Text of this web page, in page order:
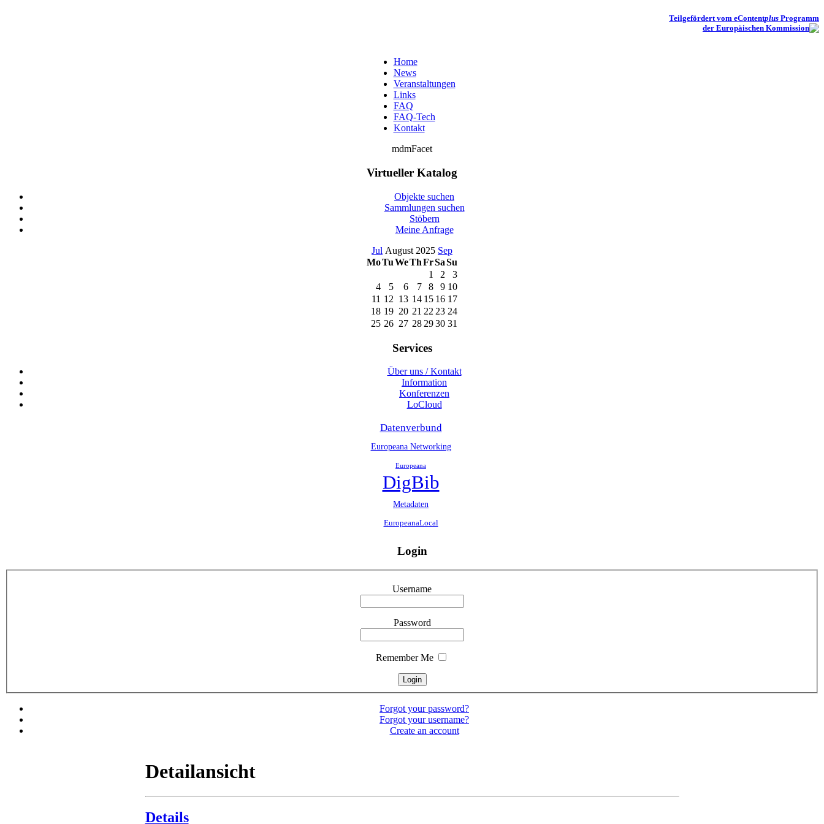
Teilgefördert vom eContentplus Programm
der Europäischen Kommission
Home
News
Veranstaltungen
Links
FAQ
FAQ-Tech
Kontakt
mdmFacet
Virtueller Katalog
Objekte suchen
Sammlungen suchen
Stöbern
Meine Anfrage
Jul August 2025 Sep
MoTuWeThFrSaSu
1
2
3
4
5 6 7 8 9 10
11 12 13 14 15 16 17
18 19 20 21 22 23 24
25 26 27 28 2930 31
Services
Über uns / Kontakt
Information
Konferenzen
LoCloud
Datenverbund
Europeana Networking
Europeana
DigBib
Metadaten
EuropeanaLocal
Login
Username
Password
Remember Me
Forgot your password?
Forgot your username?
Create an account
Detailansicht
Details